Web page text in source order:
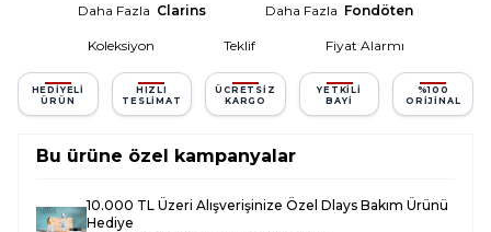
Daha Fazla Clarins Daha Fazla Fondöten
Koleksiyon Teklif Fiyat Alarmı
HEDIYELI
ÜRÜN
HIZLI
TESLIMAT
ÜCRETSIZ
KARGO
YETKILI
BAYI
%100
ORIJINAL
Bu ürüne özel kampanyalar
10.000 TL Üzeri Alışverişinize Özel Dlays Bakım Ürünü
Hediye